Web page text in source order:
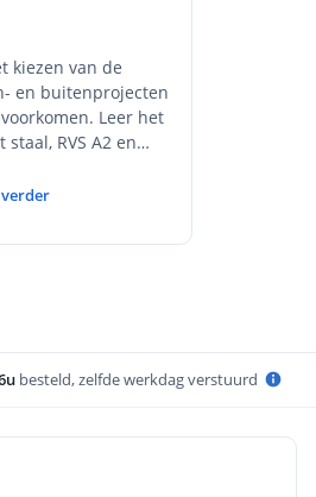
kiezen van de
en buitenprojecten
Leer het
RVS A2 en
materiaal
verder
besteld, zelfde werkdag verstuurd